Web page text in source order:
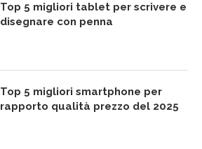
Top 5 migliori tablet per scrivere e
disegnare con penna
Top 5 migliori smartphone per
rapporto qualità prezzo del 2025